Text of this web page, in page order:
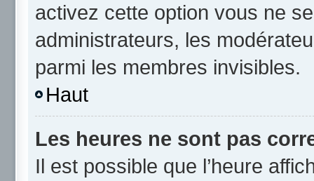
activez cette option vous ne
administrateurs, les
parmi les membres invisibles.
Haut
Les heures ne sont pas
Il est possible que l’heure